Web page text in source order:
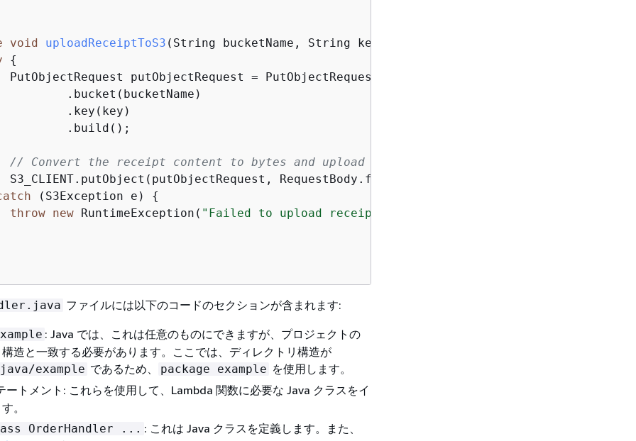
void uploadReceiptToS3 (String bucketName, String key, String receiptContent)
{
PutObjectRequest putObjectRequest = PutObjectRequest.builder()
.bucket(bucketName)
.key(key)
.build();
// Convert the receipt content to bytes and upload to S3
S3_CLIENT.putObject(putObjectRequest,
(S3Exception e) {
throw new RuntimeException( "Failed to upload receipt to S3: "
ファイルには以下のコードのセクションが含まれます:
: Java では、これは任意のものにできますが、プロジェクトの
造と一致する必要があります。ここでは、ディレクトリ構造が
example であるため、 package example を使用します。
ートメント: これらを使用して、Lambda 関数に必要な Java クラスをイ
。
OrderHandler ... : これは Java クラスを定義します。また、